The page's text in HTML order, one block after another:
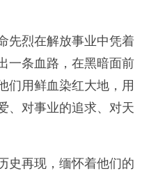
先烈在解放事业中凭着
一条血路，在黑暗面前
们用鲜血染红大地，用
、对事业的追求、对天
史再现，缅怀着他们的